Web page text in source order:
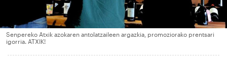
Senpereko Atxik azokaren antolatzaileen argazkia, promoziorako prentsari
igorria. ATXIK!